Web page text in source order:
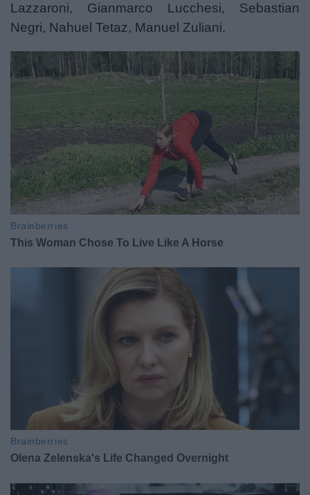
Lazzaroni, Gianmarco Lucchesi, Sebastian
Negri, Nahuel Tetaz, Manuel Zuliani.